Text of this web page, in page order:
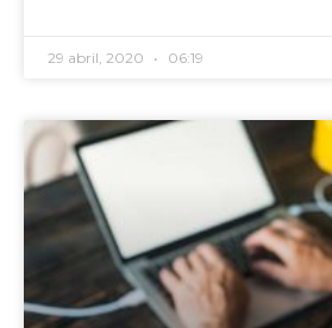
29 abril, 2020 06:19